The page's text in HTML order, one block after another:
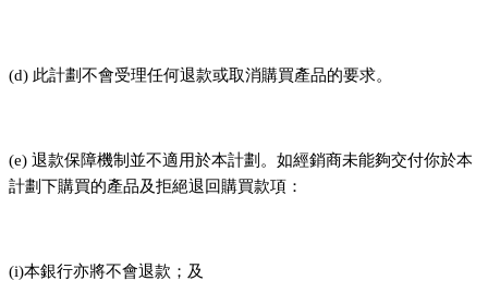
(d) 此計劃不會受理任何退款或取消購買產品的要求。
(e) 退款保障機制並不適用於本計劃。如經銷商未能夠交付你於本
計劃下購買的產品及拒絕退回購買款項：
(i)本銀行亦將不會退款；及